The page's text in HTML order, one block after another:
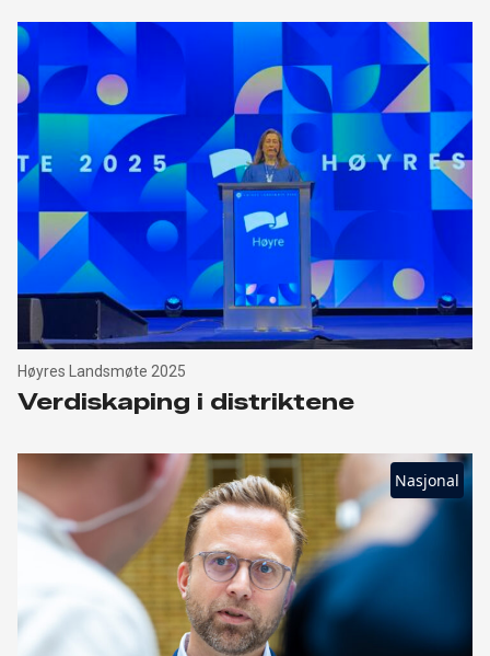
Høyres Landsmøte 2025
Verdiskaping i distriktene
Nasjonal